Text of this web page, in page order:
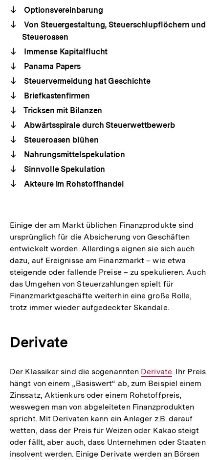
Optionsvereinbarung
Von Steuergestaltung, Steuerschlupflöchern und
Steueroasen
Immense Kapitalflucht
Panama Papers
Steuervermeidung hat Geschichte
Briefkastenfirmen
Tricksen mit Bilanzen
Abwärtsspirale durch Steuerwettbewerb
Steueroasen blühen
Nahrungsmittelspekulation
Sinnvolle Spekulation
Akteure im Rohstoffhandel
Einige der am Markt üblichen Finanzprodukte sind
ursprünglich für die Absicherung von Geschäften
entwickelt worden. Allerdings eignen sie sich auch
dazu, auf Ereignisse am Finanzmarkt – wie etwa
steigende oder fallende Preise – zu spekulieren. Auch
das Umgehen von Steuerzahlungen spielt für
Finanzmarktgeschäfte weiterhin eine große Rolle,
trotz immer wieder aufgedeckter Skandale.
Derivate
Der Klassiker sind die sogenannten Interner
Link:
Derivate. Ihr Preis
hängt von einem „Basiswert“ ab, zum Beispiel einem
Zinssatz, Aktienkurs oder einem Rohstoffpreis,
weswegen man von abgeleiteten Finanzprodukten
spricht. Mit Derivaten kann ein Anleger z.B. darauf
wetten, dass der Preis für Weizen oder Kakao steigt
oder fällt, aber auch, dass Unternehmen oder Staaten
insolvent werden. Einige Derivate werden an Börsen